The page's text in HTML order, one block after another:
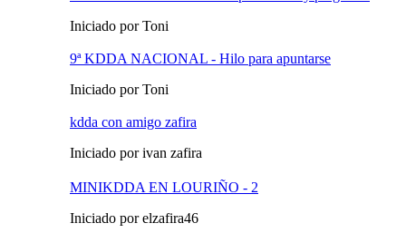
Iniciado por Toni
9ª KDDA NACIONAL - Hilo para apuntarse
Iniciado por Toni
kdda con amigo zafira
Iniciado por ivan zafira
MINIKDDA EN LOURIÑO - 2
Iniciado por elzafira46